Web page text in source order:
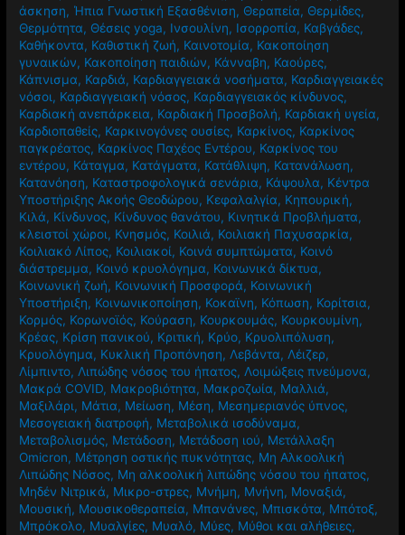
άσκηση, Ήπια Γνωστική Εξασθένιση, Θεραπεία, Θερμίδες,
Θερμότητα, Θέσεις yoga, Ινσουλίνη, Ισορροπία, Καβγάδες,
Καθήκοντα, Καθιστική ζωή, Καινοτομία, Κακοποίηση
γυναικών, Κακοποίηση παιδιών, Κάνναβη, Καούρες,
Κάπνισμα, Καρδιά, Καρδιαγγειακά νοσήματα, Καρδιαγγειακές
νόσοι, Καρδιαγγειακή νόσος, Καρδιαγγειακός κίνδυνος,
Καρδιακή ανεπάρκεια, Καρδιακή Προσβολή, Καρδιακή υγεία,
Καρδιοπαθείς, Καρκινογόνες ουσίες, Καρκίνος, Καρκίνος
παγκρέατος, Καρκίνος Παχέος Εντέρου, Καρκίνος του
εντέρου, Κάταγμα, Κατάγματα, Κατάθλιψη, Κατανάλωση,
Κατανόηση, Καταστροφολογικά σενάρια, Κάψουλα, Κέντρα
Υποστήριξης Ακοής Θεοδώρου, Κεφαλαλγία, Κηπουρική,
Κιλά, Κίνδυνος, Κίνδυνος θανάτου, Κινητικά Προβλήματα,
κλειστοί χώροι, Κνησμός, Κοιλιά, Κοιλιακή Παχυσαρκία,
Κοιλιακό Λίπος, Κοιλιακοί, Κοινά συμπτώματα, Κοινό
διάστρεμμα, Κοινό κρυολόγημα, Κοινωνικά δίκτυα,
Κοινωνική ζωή, Κοινωνική Προσφορά, Κοινωνική
Υποστήριξη, Κοινωνικοποίηση, Κοκαϊνη, Κόπωση, Κορίτσια,
Κορμός, Κορωνοϊός, Κούραση, Κουρκουμάς, Κουρκουμίνη,
Κρέας, Κρίση πανικού, Κριτική, Κρύο, Κρυολιπόλυση,
Κρυολόγημα, Κυκλική Προπόνηση,Λεβάντα,Λέιζερ,
Λίμπιντο,Λιπώδης νόσος του ήπατος,Λοιμώξεις πνεύμονα,
Μακρά COVID, Μακροβιότητα, Μακροζωία, Μαλλιά,
Μαξιλάρι, Μάτια, Μείωση, Μέση, Μεσημεριανός ύπνος,
Μεσογειακή διατροφή, Μεταβολικά ισοδύναμα,
Μεταβολισμός, Μετάδοση, Μετάδοση ιού, Μετάλλαξη
Omicron, Μέτρηση οστικής πυκνότητας, Μη Αλκοολική
Λιπώδης Νόσος, Μη αλκοολική λιπώδης νόσου του ήπατος,
Μηδέν Νιτρικά, Μικρο-στρες, Μνήμη, Μνήνη, Μοναξιά,
Μουσική, Μουσικοθεραπεία, Μπανάνες, Μπισκότα, Μπότοξ,
Μπρόκολο, Μυαλγίες, Μυαλό, Μύες, Μύθοι και αλήθειες,